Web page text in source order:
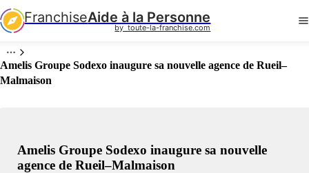
FranchiseAide à la Personne
by  toute-la-franchise.com
Amelis Groupe Sodexo inaugure sa nouvelle agence de Rueil–
Malmaison
Amelis Groupe Sodexo inaugure sa nouvelle
agence de Rueil–Malmaison